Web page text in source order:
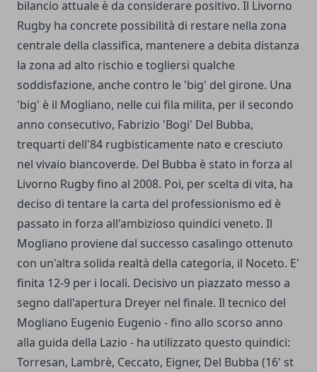
bilancio attuale è da considerare positivo. Il Livorno
Rugby ha concrete possibilità di restare nella zona
centrale della classifica, mantenere a debita distanza
la zona ad alto rischio e togliersi qualche
soddisfazione, anche contro le 'big' del girone. Una
'big' è il Mogliano, nelle cui fila milita, per il secondo
anno consecutivo, Fabrizio 'Bogi' Del Bubba,
trequarti dell'84 rugbisticamente nato e cresciuto
nel vivaio biancoverde. Del Bubba è stato in forza al
Livorno Rugby fino al 2008. Poi, per scelta di vita, ha
deciso di tentare la carta del professionismo ed è
passato in forza all'ambizioso quindici veneto. Il
Mogliano proviene dal successo casalingo ottenuto
con un'altra solida realtà della categoria, il Noceto. E'
finita 12-9 per i locali. Decisivo un piazzato messo a
segno dall'apertura Dreyer nel finale. Il tecnico del
Mogliano Eugenio Eugenio - fino allo scorso anno
alla guida della Lazio - ha utilizzato questo quindici:
Torresan, Lambrè, Ceccato, Eigner, Del Bubba (16' st